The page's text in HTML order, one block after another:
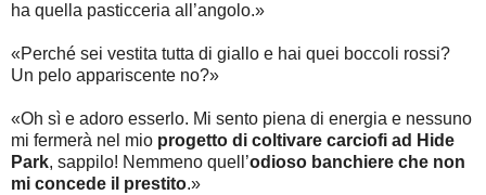
ha quella pasticceria all’angolo.»
«Perché sei vestita tutta di giallo e hai quei boccoli rossi?
Un pelo appariscente no?»
«Oh sì e adoro esserlo. Mi sento piena di energia e nessuno
mi fermerà nel mio progetto di coltivare carciofi ad Hide
Park, sappilo! Nemmeno quell’odioso banchiere che non
mi concede il prestito.»